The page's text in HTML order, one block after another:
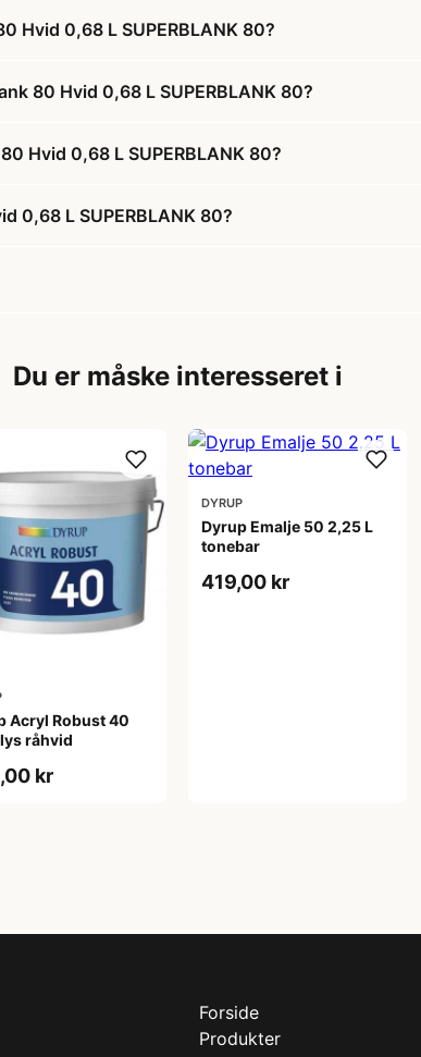
Hvid 0,68 L SUPERBLANK 80?
80 Hvid 0,68 L SUPERBLANK 80?
Hvid 0,68 L SUPERBLANK 80?
0,68 L SUPERBLANK 80?
Du er måske interesseret i
Acryl Robust 40
råhvid
kr
DYRUP
Dyrup Emalje 50 2,25 L
tonebar
419,00 kr
Forside
Produkter